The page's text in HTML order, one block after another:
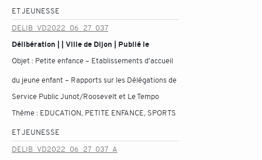
ET JEUNESSE
DELIB_VD2022_06_27_037
Délibération | | Ville de Dijon | Publié le
Objet : Petite enfance – Etablissements d'accueil
du jeune enfant – Rapports sur les Délégations de
Service Public Junot/Roosevelt et Le Tempo
Thème : EDUCATION, PETITE ENFANCE, SPORTS
ET JEUNESSE
DELIB_VD2022_06_27_037_A